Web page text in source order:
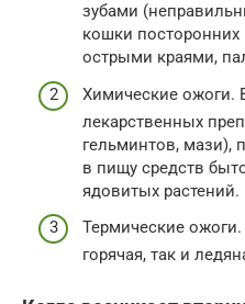
зубами
кошки посторонних
острыми краями,
Химические ожоги.
лекарственных
гельминтов, мази),
в пищу средств
ядовитых растений.
Термические
горячая, так и